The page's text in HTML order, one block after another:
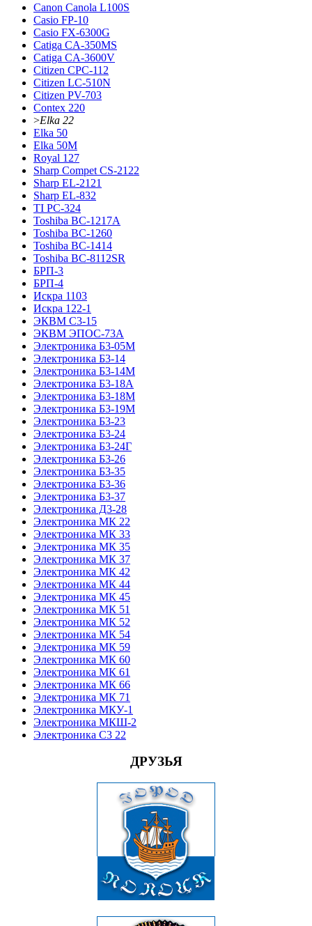
Canon Canola L100S
Casio FP-10
Casio FX-6300G
Catiga CA-350MS
Catiga CA-3600V
Citizen CPC-112
Citizen LC-510N
Citizen PV-703
Contex 220
>Elka 22
Elka 50
Elka 50M
Royal 127
Sharp Compet CS-2122
Sharp EL-2121
Sharp EL-832
TI PC-324
Toshiba BC-1217A
Toshiba BC-1260
Toshiba BC-1414
Toshiba BC-8112SR
БРП-3
БРП-4
Искра 1103
Искра 122-1
ЭКВМ С3-15
ЭКВМ ЭПОС-73А
Электроника Б3-05М
Электроника Б3-14
Электроника Б3-14М
Электроника Б3-18А
Электроника Б3-18М
Электроника Б3-19М
Электроника Б3-23
Электроника Б3-24
Электроника Б3-24Г
Электроника Б3-26
Электроника Б3-35
Электроника Б3-36
Электроника Б3-37
Электроника Д3-28
Электроника МК 22
Электроника МК 33
Электроника МК 35
Электроника МК 37
Электроника МК 42
Электроника МК 44
Электроника МК 45
Электроника МК 51
Электроника МК 52
Электроника МК 54
Электроника МК 59
Электроника МК 60
Электроника МК 61
Электроника МК 66
Электроника МК 71
Электроника МКУ-1
Электроника МКШ-2
Электроника С3 22
ДРУЗЬЯ